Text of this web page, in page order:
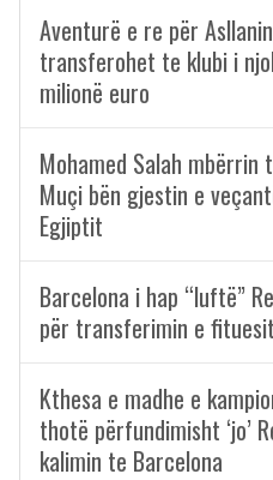
Aventurë e re për
transferohet te klubi i
milionë euro
Mohamed Salah mbërrin
Muçi bën gjestin e
Egjiptit
Barcelona i hap “luftë”
për transferimin e
Kthesa e madhe e
thotë përfundimisht ‘jo’
kalimin te Barcelona